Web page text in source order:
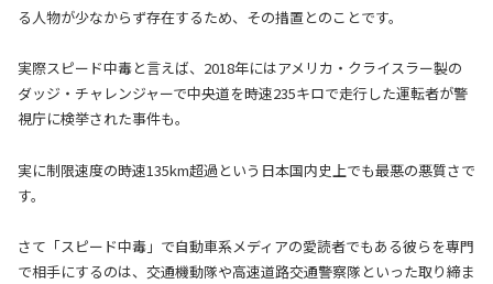
る人物が少なからず存在するため、その措置とのことです。
実際スピード中毒と言えば、2018年にはアメリカ・クライスラー製の
ダッジ・チャレンジャーで中央道を時速235キロで走行した運転者が警
視庁に検挙された事件も。
実に制限速度の時速135km超過という日本国内史上でも最悪の悪質さで
す。
さて「スピード中毒」で自動車系メディアの愛読者でもある彼らを専門
で相手にするのは、交通機動隊や高速道路交通警察隊といった取り締ま